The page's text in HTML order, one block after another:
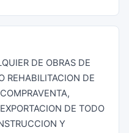
DE OBRAS DE
REHABILITACION DE
DE TODO
Y